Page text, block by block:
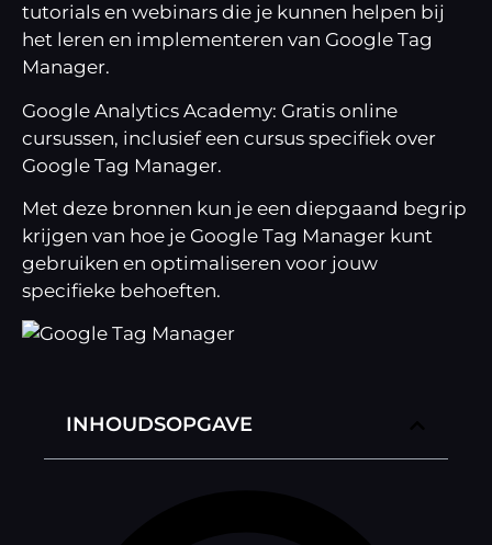
tutorials en webinars die je kunnen helpen bij
het leren en implementeren van Google Tag
Manager.
Google Analytics Academy: Gratis online
cursussen, inclusief een cursus specifiek over
Google Tag Manager.
Met deze bronnen kun je een diepgaand begrip
krijgen van hoe je Google Tag Manager kunt
gebruiken en optimaliseren voor jouw
specifieke behoeften.
INHOUDSOPGAVE